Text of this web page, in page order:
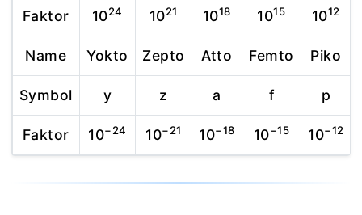
Faktor 1024 1021 1018 1015 1012
Name Yokto Zepto Atto Femto Piko
Symbol y z a f p
Faktor 10−24 10−21 10−18 10−15 10−12